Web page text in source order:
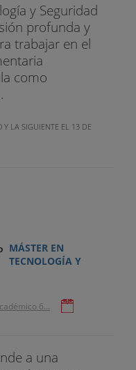
y Seguridad
profunda y
trabajar en el
como
Y LA SIGUIENTE EL 13 DE
MÁSTER EN
TECNOLOGÍA Y
6...
a una